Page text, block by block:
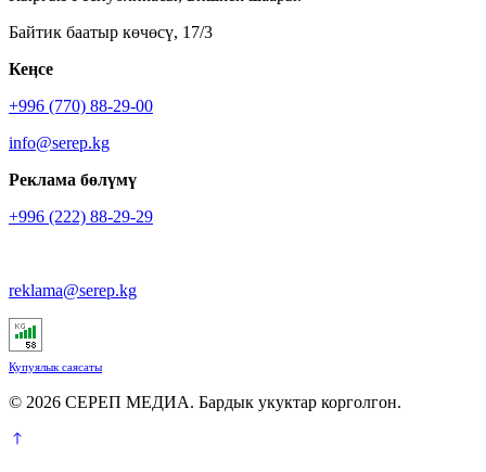
Байтик баатыр көчөсү, 17/3
Кеӊсе
+996 (770) 88-29-00
info@serep.kg
Реклама бөлүмү
+996 (222) 88-29-29
reklama@serep.kg
Купуялык саясаты
© 2026 СЕРЕП МЕДИА. Бардык укуктар корголгон.